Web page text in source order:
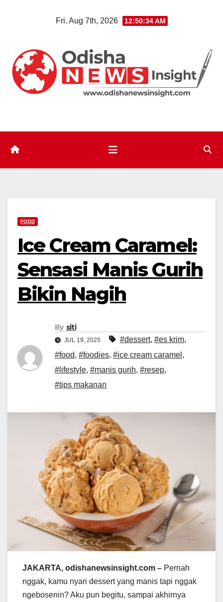
Fri. Aug 7th, 2026 12:50:35 AM
FOOD
Ice Cream Caramel:
Sensasi Manis Gurih
Bikin Nagih
By siti
JUL 19, 2025 #dessert, #es krim,
#food, #foodies, #ice cream caramel ,
#lifestyle, #manis gurih, #resep,
#tips makanan
JAKARTA, odishanewsinsight.com – Pernah
nggak, kamu nyari dessert yang manis tapi nggak
ngebosenin? Aku pun begitu, sampai akhirnya